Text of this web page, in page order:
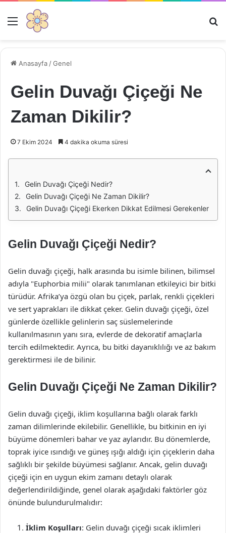
Menü
Anasayfa /Genel
Gelin Duvağı Çiçeği Ne
Zaman Dikilir?
7 Ekim 2024 4 dakika okuma süresi
Gelin Duvağı Çiçeği Nedir?
Gelin Duvağı Çiçeği Ne Zaman Dikilir?
Gelin Duvağı Çiçeği Ekerken Dikkat Edilmesi Gerekenler
Gelin Duvağı Çiçeği Nedir?
Gelin duvağı çiçeği, halk arasında bu isimle bilinen, bilimsel
adıyla "Euphorbia milii" olarak tanımlanan etkileyici bir bitki
türüdür. Afrika’ya özgü olan bu çiçek, parlak, renkli çiçekleri
ve sert yaprakları ile dikkat çeker. Gelin duvağı çiçeği, özel
günlerde özellikle gelinlerin saç süslemelerinde
kullanılmasının yanı sıra, evlerde de dekoratif amaçlarla
tercih edilmektedir. Ayrıca, bu bitki dayanıklılığı ve az bakım
gerektirmesi ile de bilinir.
Gelin Duvağı Çiçeği Ne Zaman Dikilir?
Gelin duvağı çiçeği, iklim koşullarına bağlı olarak farklı
zaman dilimlerinde ekilebilir. Genellikle, bu bitkinin en iyi
büyüme dönemleri bahar ve yaz aylarıdır. Bu dönemlerde,
toprak iyice ısındığı ve güneş ışığı aldığı için çiçeklerin daha
sağlıklı bir şekilde büyümesi sağlanır. Ancak, gelin duvağı
çiçeği için en uygun ekim zamanı detaylı olarak
değerlendirildiğinde, genel olarak aşağıdaki faktörler göz
önünde bulundurulmalıdır:
İklim Koşulları: Gelin duvağı çiçeği sıcak iklimleri